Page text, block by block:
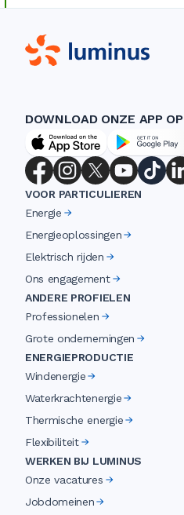
DOWNLOAD ONZE APP OP
VOOR PARTICULIEREN
Energie
Energieoplossingen
Elektrisch rijden
Ons engagement
ANDERE PROFIELEN
Professionelen
Grote ondernemingen
ENERGIEPRODUCTIE
Windenergie
Waterkrachtenergie
Thermische energie
Flexibiliteit
WERKEN BIJ LUMINUS
Onze vacatures
Jobdomeinen